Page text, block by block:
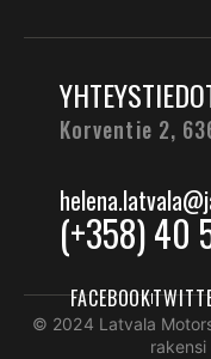
Korventie 2,
(+358) 40
© 2024 Latvala
rakensi
FACEBOOK